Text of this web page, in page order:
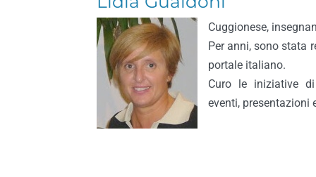
Cuggionese,
Per anni, sono stata
portale italiano.
Curo le iniziative di
eventi, presentazioni